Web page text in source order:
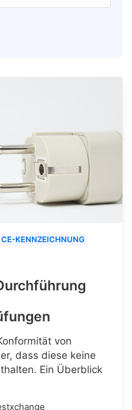
CE-KENNZEICHNUNG
von
dass diese keine
Ein Überblick